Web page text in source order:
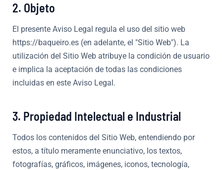
2. Objeto
El presente Aviso Legal regula el uso del sitio web
https://baqueiro.es (en adelante, el "Sitio Web"). La
utilización del Sitio Web atribuye la condición de usuario
e implica la aceptación de todas las condiciones
incluidas en este Aviso Legal.
3. Propiedad Intelectual e Industrial
Todos los contenidos del Sitio Web, entendiendo por
estos, a título meramente enunciativo, los textos,
fotografías, gráficos, imágenes, iconos, tecnología,